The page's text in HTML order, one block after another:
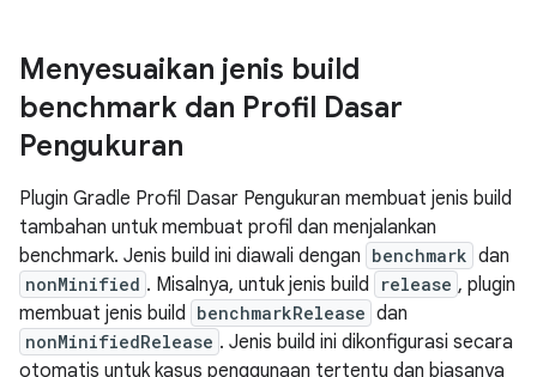
Menyesuaikan jenis build
benchmark dan Profil Dasar
Pengukuran
Plugin Gradle Profil Dasar Pengukuran membuat jenis build
tambahan untuk membuat profil dan menjalankan
benchmark. Jenis build ini diawali dengan benchmark dan
nonMinified . Misalnya, untuk jenis build release , plugin
membuat jenis build benchmarkRelease dan
nonMinifiedRelease . Jenis build ini dikonfigurasi secara
otomatis untuk kasus penggunaan tertentu dan biasanya